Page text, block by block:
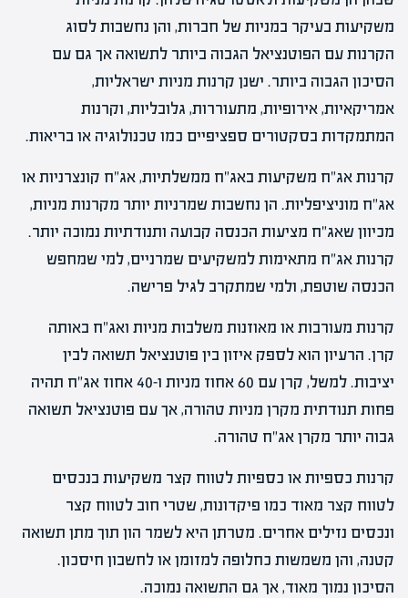
משקיעות בעיקר במניות של חברות, והן נחשבות לסוג
הקרנות עם הפוטנציאל הגבוה ביותר לתשואה אך גם עם
הסיכון הגבוה ביותר. ישנן קרנות מניות ישראליות,
אמריקאיות, אירופיות, מתעוררות, גלובליות, וקרנות
המתמקדות בסקטורים ספציפיים כמו טכנולוגיה או בריאות.
קרנות אג"ח משקיעות באג"ח ממשלתיות, אג"ח קונצרניות או
אג"ח מוניציפליות. הן נחשבות שמרניות יותר מקרנות מניות,
מכיוון שאג"ח מציעות הכנסה קבועה ותנודתיות נמוכה יותר.
קרנות אג"ח מתאימות למשקיעים שמרניים, למי שמחפש
הכנסה שוטפת, ולמי שמתקרב לגיל פרישה.
קרנות מעורבות או מאוזנות משלבות מניות ואג"ח באותה
קרן. הרעיון הוא לספק איזון בין פוטנציאל תשואה לבין
יציבות. למשל, קרן עם 60 אחוז מניות ו-40 אחוז אג"ח תהיה
פחות תנודתית מקרן מניות טהורה, אך עם פוטנציאל תשואה
גבוה יותר מקרן אג"ח טהורה.
קרנות כספיות או כספיות לטווח קצר משקיעות בנכסים
לטווח קצר מאוד כמו פיקדונות, שטרי חוב לטווח קצר
ונכסים נזילים אחרים. מטרתן היא לשמר הון תוך מתן תשואה
קטנה, והן משמשות כחלופה למזומן או לחשבון חיסכון.
הסיכון נמוך מאוד, אך גם התשואה נמוכה.